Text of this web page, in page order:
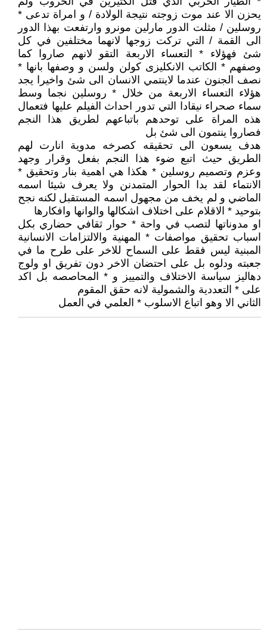
يحزن الا عند موت زوجته نتيجة الولادة / و امراة تدعى *
روسلين / مثلت الدور مارلين مونرو وارتفعت بهذا الدور
الى القمة / التي تركت زوجها لانهما مختلفين في كل
شئ فهؤلاء * التعساء الاربعة التقو لانهم صاروا كما
وصفهم * الكاتب الانكليزى كولن ولسن و وصفها بانها *
نصف الجنون عندما لاينتمي الانسان الى شئ واخيرا يجد
هؤلاء التعساء الاربعة من خلال * روسلين نجما وسط
سماء صحراء نيقادا التي تدور احداث الفيلم عليها فتعمال
هذه المراة على توحدهم باتباعهم لطريق هذا النجم
فصاروا ينتمون الى شئ بل
هدف يسعون الى تحقيقه كصرخه مدوية انارت لهم
الطريق حيث اتبع ضوء هذا النجم بفعل وقرار وجهد
وعزم وتصميم روسلين * هكذا هي اهمية بنار وتحقيق *
الانتماء لقد بدا الحوار المتمدنن ولا يعرف شيئا اسمه
الماضي و لم يخف من مجهول اسمه المستقبل لكنه نجح
بتوحيد * الاقلام على اختلاف اشكالها والوانها وافكارها
او مدوناتها لتصب في واحة * حوار ثقافي حضاري بكل
اسباب تحقيق مواصفات * المهنية والالتزامات الانسانية
المبنية ليس فقط على السماح للاخر على طرح ما في
جعبته ودلوه بل على احتضان الاخر دون تفريق او ولوج
دهاليز سياسة الاختلاف والتمييز و * المحاصصه بل اكد
على * التعددية والشمولية لانه حقق المقوم
الثاني الا وهو اتباع الاسلوب * العلمي في العمل